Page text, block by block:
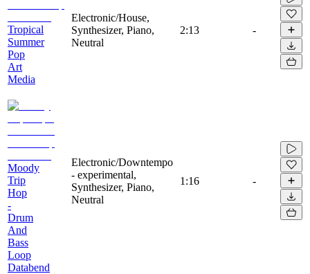
Tropical
Summer
Pop
Art
Media
Electronic/House,
Synthesizer, Piano,
Neutral
2:13 -
Moody
Trip
Hop
-
Drum
And
Bass
Loop
Databend
Electronic/Downtempo
- experimental,
Synthesizer, Piano,
Neutral
1:16 -